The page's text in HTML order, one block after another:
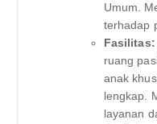
Umum.
terhadap
Fasilitas:
ruang
anak
lengkap.
layanan